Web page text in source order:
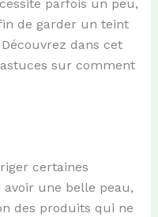
parfois un peu,
de garder un teint
dans cet
sur comment
certaines
une belle peau,
des produits qui ne